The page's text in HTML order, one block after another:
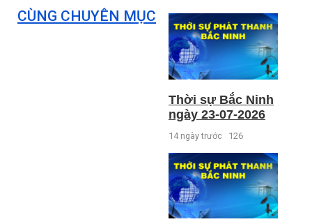
CÙNG CHUYÊN MỤC
Thời sự Bắc Ninh
ngày 23-07-2026
14 ngày trước 126